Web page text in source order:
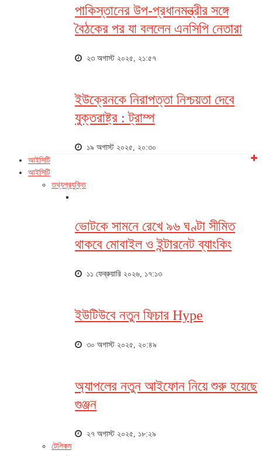
পাকিস্তানের উপ-প্রধানমন্ত্রীর সঙ্গে
বৈঠকের পর যা বললেন এনসিপি নেতারা
২৩ অগাস্ট ২০২৫, ২১:৫৭
ইউক্রেনকে নিরাপত্তা নিশ্চয়তা দেবে
যুক্তরাষ্ট্র : ট্রাম্প
১৯ অগাস্ট ২০২৫, ২০:৩০
আইসিটি
আইসিটি
তথ্যপ্রযুক্তি
ভোটকে সামনে রেখে ৯৬ ঘণ্টা সীমিত
থাকবে মোবাইল ও ইন্টারনেট ব্যাংকিং
১১ ফেব্রুয়ারি ২০২৬, ১৭:১৩
ইউটিউবে নতুন ফিচার Hype
৩০ অগাস্ট ২০২৫, ২০:৪৯
অ্যাপলের নতুন আইফোন নিয়ে শুরু হয়েছে
গুঞ্জন
২৭ অগাস্ট ২০২৫, ১৮:২৯
টেলিকম